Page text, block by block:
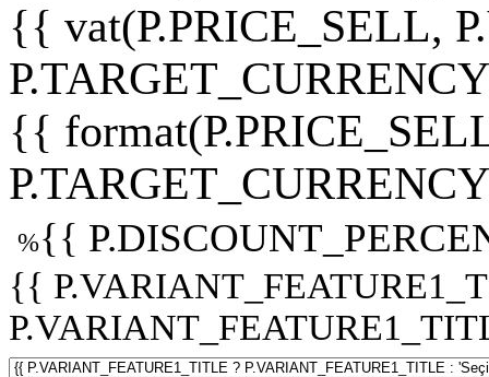
{{ vat(P.PRICE_SELL,
{{
%{{
{{